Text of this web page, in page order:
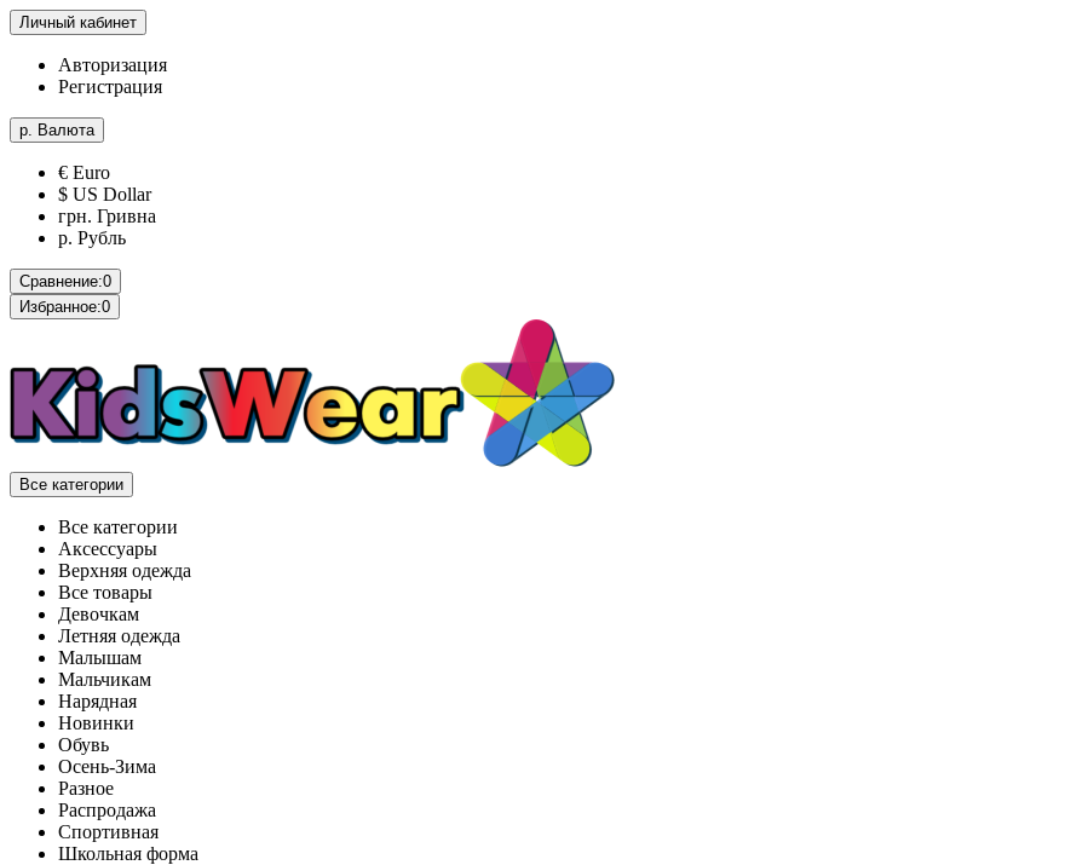
Личный кабинет
Авторизация
Регистрация
р. Валюта
€ Euro
$ US Dollar
грн. Гривна
р. Рубль
Сравнение:0
Избранное:0
Все категории
Все категории
Аксессуары
Верхняя одежда
Все товары
Девочкам
Летняя одежда
Малышам
Мальчикам
Нарядная
Новинки
Обувь
Осень-Зима
Разное
Распродажа
Спортивная
Школьная форма